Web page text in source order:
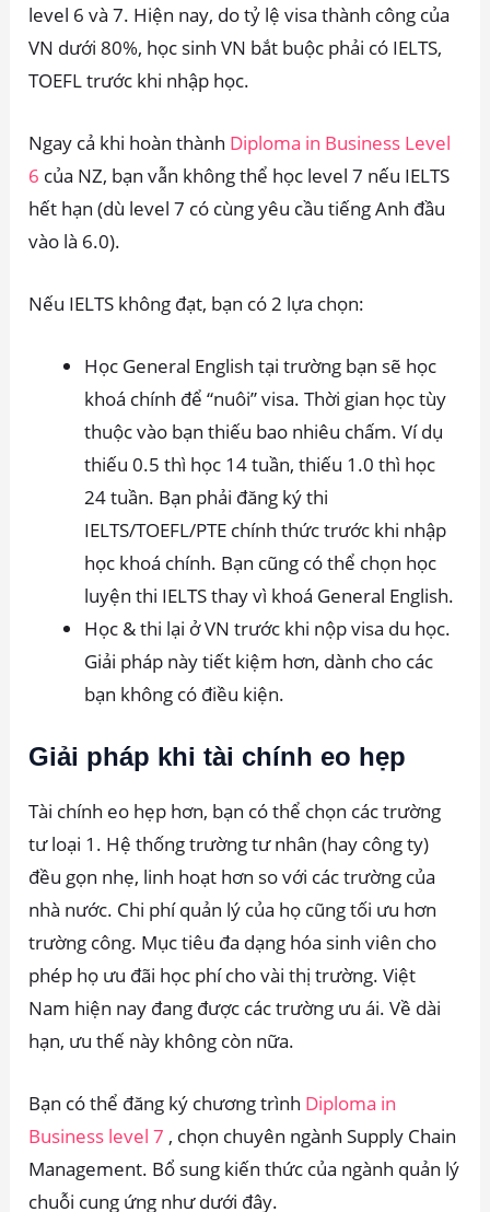
level 6 và 7. Hiện nay, do tỷ lệ visa thành công của
VN dưới 80%, học sinh VN bắt buộc phải có IELTS,
TOEFL trước khi nhập học.
Ngay cả khi hoàn thành Diploma in Business Level
6 của NZ, bạn vẫn không thể học level 7 nếu IELTS
hết hạn (dù level 7 có cùng yêu cầu tiếng Anh đầu
vào là 6.0).
Nếu IELTS không đạt, bạn có 2 lựa chọn:
Học General English tại trường bạn sẽ học
khoá chính để “nuôi” visa. Thời gian học tùy
thuộc vào bạn thiếu bao nhiêu chấm. Ví dụ
thiếu 0.5 thì học 14 tuần, thiếu 1.0 thì học
24 tuần. Bạn phải đăng ký thi
IELTS/TOEFL/PTE chính thức trước khi nhập
học khoá chính. Bạn cũng có thể chọn học
luyện thi IELTS thay vì khoá General English.
Học & thi lại ở VN trước khi nộp visa du học.
Giải pháp này tiết kiệm hơn, dành cho các
bạn không có điều kiện.
Giải pháp khi tài chính eo hẹp
Tài chính eo hẹp hơn, bạn có thể chọn các trường
tư loại 1. Hệ thống trường tư nhân (hay công ty)
đều gọn nhẹ, linh hoạt hơn so với các trường của
nhà nước. Chi phí quản lý của họ cũng tối ưu hơn
trường công. Mục tiêu đa dạng hóa sinh viên cho
phép họ ưu đãi học phí cho vài thị trường. Việt
Nam hiện nay đang được các trường ưu ái. Về dài
hạn, ưu thế này không còn nữa.
Bạn có thể đăng ký chương trình Diploma in
Business level 7 , chọn chuyên ngành Supply Chain
Management. Bổ sung kiến thức của ngành quản lý
chuỗi cung ứng như dưới đây.